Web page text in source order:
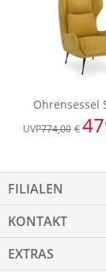
FILIALEN
KONTAKT
EXTRAS